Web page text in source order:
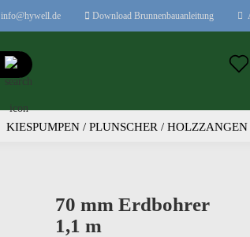
info@hywell.de Download Brunnenbauanleitung
Suche...
KIESPUMPEN / PLUNSCHER / HOLZZANGEN
70 mm Erdbohrer
1,1 m